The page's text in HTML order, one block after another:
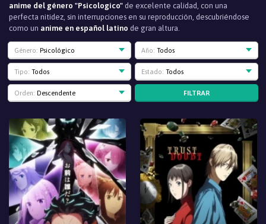
anime del género "Psicologico" de excelente calidad, con una
perfecta nitidez, sin interrupciones en su reproducción, descubriéndose
como un anime en español latino de gran altura.
Género: Psicológico Año: Todos
Tipo: Todos Estado: Todos
Orden: Descendente FILTRAR